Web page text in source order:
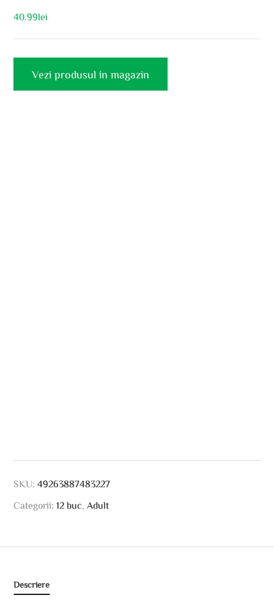
40.99lei
Vezi produsul in magazin
SKU:49263887483227
Categorii:12 buc Adult
Descriere